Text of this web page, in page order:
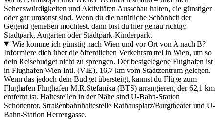
Sehenswürdigkeiten und Aktivitäten Ausschau halten, die günstiger
oder gar umsonst sind. Wenn du die natürliche Schönheit der
Gegend genießen möchtest, dann bist du hier genau richtig:
Stadtpark, Augarten oder Stadtpark-Kinderpark.
Wie komme ich günstig nach Wien und vor Ort von A nach B?
Informiere dich über die öffentlichen Verkehrsmittel in Wien, um so
dein Reisebudget nicht zu sprengen. Der bestgelegene Flughafen ist
in Flughafen Wien Intl. (VIE), 16,7 km vom Stadtzentrum gelegen.
Wenn das jedoch dein Budget übersteigt, kannst du Flüge zum
Flughafen Flughafen M.R.Stefanika (BTS) arrangieren, der 62,1 km
entfernt ist. Haltestellen in der Nähe sind U-Bahn-Station
Schottentor, Straßenbahnhaltestelle Rathausplatz/Burgtheater und U-
Bahn-Station Herrengasse.